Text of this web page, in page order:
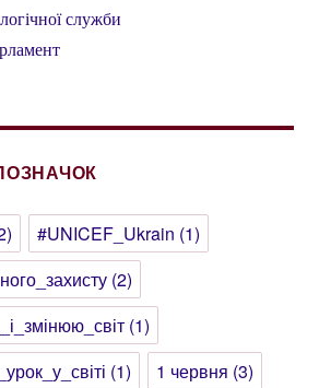
служби
#UNICEF_Ukrain (1)
(2)
(1)
(1) 1 червня (3)